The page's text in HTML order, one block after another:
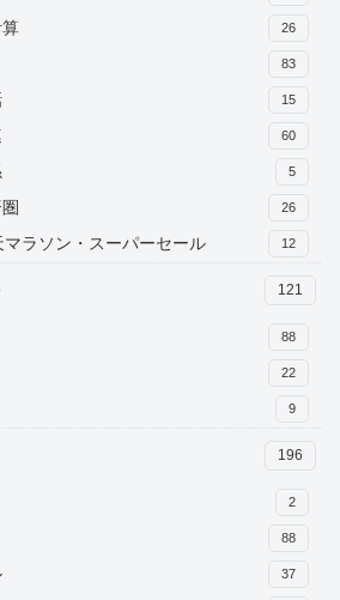
26
83
15
60
5
26
マラソン・スーパーセール 12
121
88
22
9
196
2
88
37